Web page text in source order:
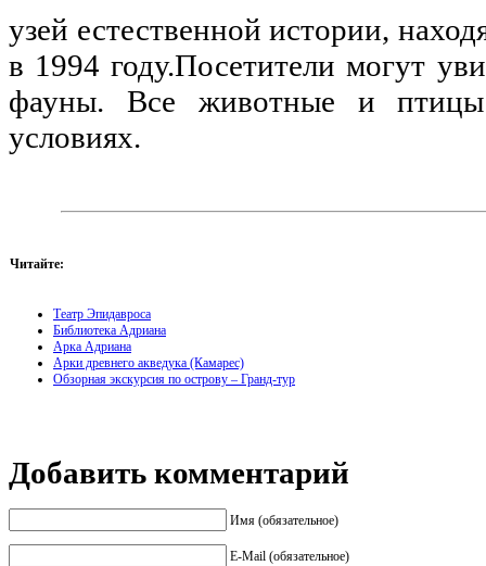
узей естественной истории,
в 1994 году.Посетители могут
фауны. Все животные и птицы
условиях.
Читайте:
Театр Эпидавроса
Библиотека Адриана
Арка Адриана
Арки древнего акведука (Камарес)
Обзорная экскурсия по острову – Гранд-тур
Добавить комментарий
Имя (обязательное)
E-Mail (обязательное)